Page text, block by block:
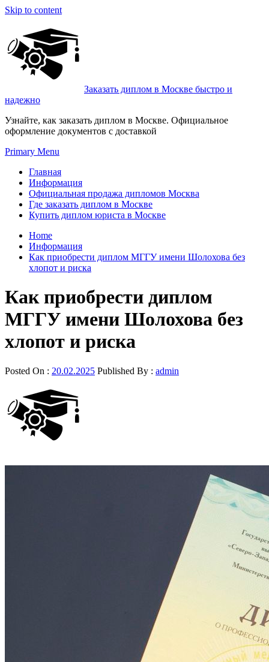
Skip to content
Заказать диплом в Москве быстро и
надежно
Узнайте, как заказать диплом в Москве. Официальное
оформление документов с доставкой
Primary Menu
Главная
Информация
Официальная продажа дипломов Москва
Где заказать диплом в Москве
Купить диплом юриста в Москве
Home
Информация
Как приобрести диплом МГГУ имени Шолохова без
хлопот и риска
Как приобрести диплом
МГГУ имени Шолохова без
хлопот и риска
Posted On : 20.02.2025 Published By : admin